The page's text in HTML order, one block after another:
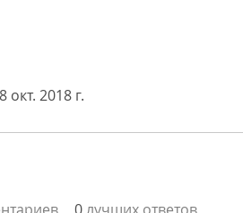
окт. 2018 г.
0лучших ответов